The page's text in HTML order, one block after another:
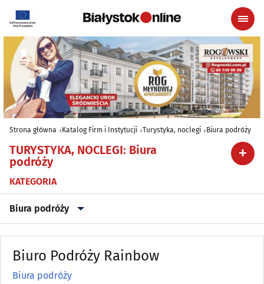
Strona główna Katalog Firm i Instytucji Turystyka, noclegi Biura podróży
TURYSTYKA, NOCLEGI: Biura
podróży
KATEGORIA
Biura podróży
Agroturystyka (poza Białymstokiem)(152)
Biuro Podróży Rainbow
Biura podróży